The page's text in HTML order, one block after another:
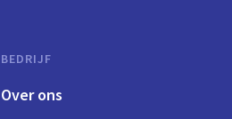
BEDRIJF
Over ons